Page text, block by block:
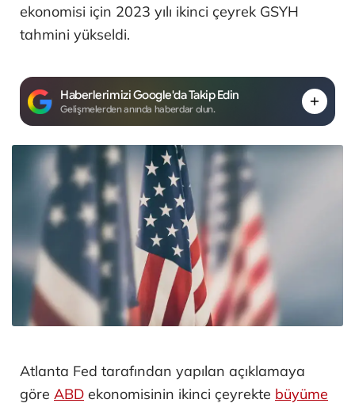
ekonomisi için 2023 yılı ikinci çeyrek GSYH
tahmini yükseldi.
Haberlerimizi Google'da Takip Edin
Gelişmelerden anında haberdar olun.
Atlanta Fed tarafından yapılan açıklamaya
göre ABD ekonomisinin ikinci çeyrekte büyüme